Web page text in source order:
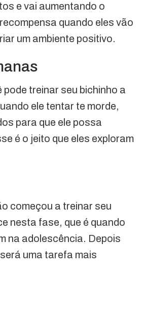
e vai aumentando o
quando eles vão
um ambiente positivo.
treinar seu bichinho a
ele tentar te morde,
para que ele possa
é o jeito que eles exploram
começou a treinar seu
nesta fase, que é quando
na adolescência. Depois
uma tarefa mais